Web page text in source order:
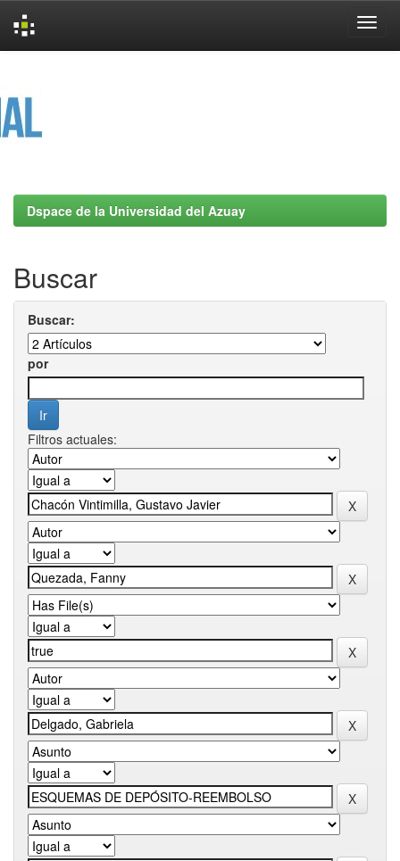
Dspace de la Universidad del Azuay
Buscar
Buscar:
por
Filtros actuales: